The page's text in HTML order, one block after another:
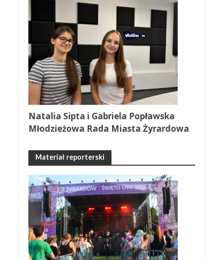
Natalia Sipta i Gabriela Popławska
Młodzieżowa Rada Miasta Żyrardowa
Materiał reporterski